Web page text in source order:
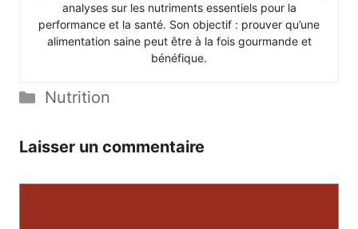
analyses sur les nutriments essentiels pour la
performance et la santé. Son objectif : prouver qu’une
alimentation saine peut être à la fois gourmande et
bénéfique.
Catégories
Nutrition
Laisser un commentaire